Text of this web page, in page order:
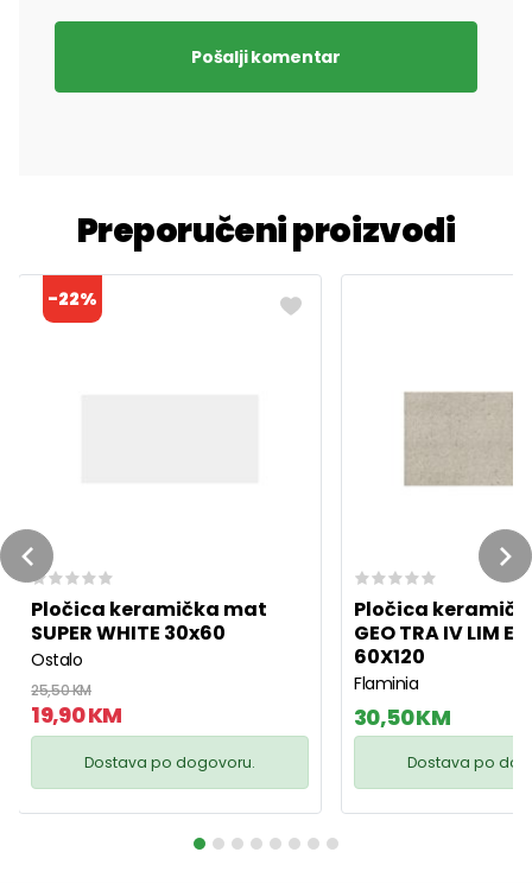
Pošalji komentar
Preporučeni proizvodi
-22%
Pločica keramička mat
SUPER WHITE 30x60
Ostalo
25,50 KM
19,90 KM
Dostava po dogovoru.
Pločica
GEO TRA IV LIM
60X120
Flaminia
30,50 KM
Dostava po
Previous